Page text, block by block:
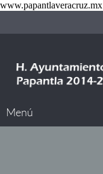
www.papantlaveracruz.mx
Menú